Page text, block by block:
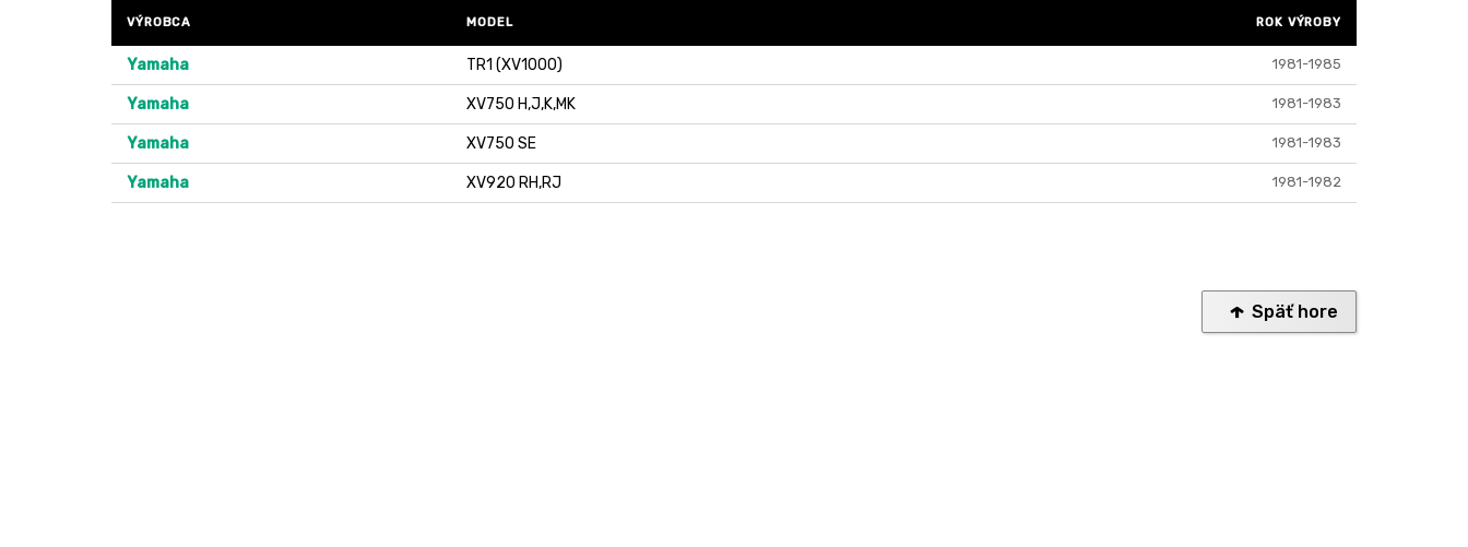
VÝROBCA MODEL ROK VÝROBY
Yamaha TR1 (XV1000) 1981-1985
Yamaha XV750 H,J,K,MK 1981-1983
Yamaha XV750 SE 1981-1983
Yamaha XV920 RH,RJ 1981-1982
Späť hore